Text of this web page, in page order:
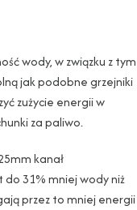
wody, w związku z tym
jak podobne grzejniki
zużycie energii w
za paliwo.
kanał
31% mniej wody niż
przez to mniej energii